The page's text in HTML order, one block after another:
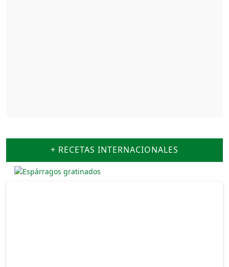
+ RECETAS INTERNACIONALES